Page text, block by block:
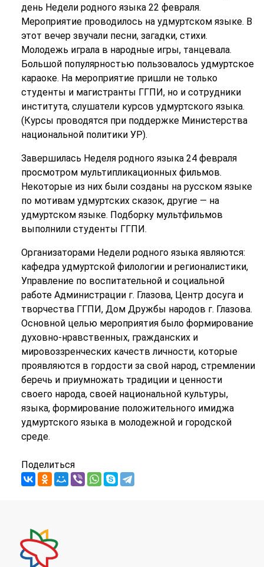
день Недели родного языка 22 февраля.
Мероприятие проводилось на удмуртском языке. В
этот вечер звучали песни, загадки, стихи.
Молодежь играла в народные игры, танцевала.
Большой популярностью пользовалось удмуртское
караоке. На мероприятие пришли не только
студенты и магистранты ГГПИ, но и сотрудники
института, слушатели курсов удмуртского языка.
(Курсы проводятся при поддержке Министерства
национальной политики УР).
Завершилась Неделя родного языка 24 февраля
просмотром мультипликационных фильмов.
Некоторые из них были созданы на русском языке
по мотивам удмуртских сказок, другие — на
удмуртском языке. Подборку мультфильмов
выполнили студенты ГГПИ.
Организаторами Недели родного языка являются:
кафедра удмуртской филологии и регионалистики,
Управление по воспитательной и социальной
работе Администрации г. Глазова, Центр досуга и
творчества ГГПИ, Дом Дружбы народов г. Глазова.
Основной целью мероприятия было формирование
духовно-нравственных, гражданских и
мировоззренческих качеств личности, которые
проявляются в гордости за свой народ, стремлении
беречь и приумножать традиции и ценности
своего народа, своей национальной культуры,
языка, формирование положительного имиджа
удмуртского языка в молодежной и городской
среде.
Поделиться